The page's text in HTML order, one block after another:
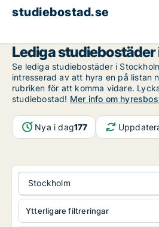
studiebostad.se
Lediga studiebostäder
Se lediga studiebostäder i
intresserad av att hyra en på listan
rubriken för att komma vidare.
studiebostad! Mer info om
Nya i dag177
Stockholm
Ytterligare filtreringar